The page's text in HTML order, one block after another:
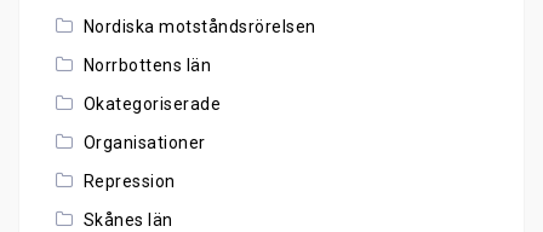
Nordiska motståndsrörelsen
Norrbottens län
Okategoriserade
Organisationer
Repression
Skånes län